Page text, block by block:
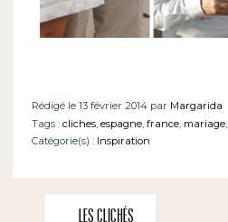
Rédigé le 13 février 2014 par Margarida
Tags : cliches, espagne, france, mariage,
Catégorie(s) : Inspiration
Les clichés